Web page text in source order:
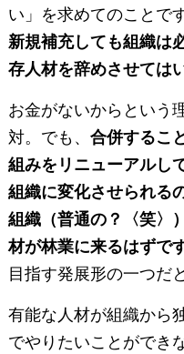
い」を求めてのことです
新規補充しても組織は
存人材を辞めさせては
お金がないからという
対。でも、 合併するこ
組みをリニューアルし
組織に変化させられる
組織（普通の？〈笑〉
材が林業に来るはずです
目指す発展形の一つだ
有能な人材が組織から
でやりたいことができ